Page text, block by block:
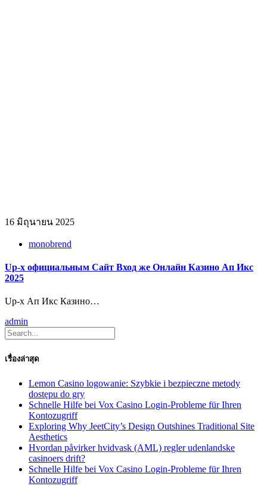
16 มิถุนายน 2025
monobrend
Up-x официальным Сайт Вход же Онлайн Казино Ап Икс
2025
Up-x Ап Икс Казино…
admin
เรื่องล่าสุด
Lemon Casino logowanie: Szybkie i bezpieczne metody
dostępu do gry
Schnelle Hilfe bei Vox Casino Login-Probleme für Ihren
Kontozugriff
Exploring Why JeetCity’s Design Outshines Traditional Site
Aesthetics
Hvordan påvirker hvidvask (AML) regler udenlandske
casinoers drift?
Schnelle Hilfe bei Vox Casino Login-Probleme für Ihren
Kontozugriff